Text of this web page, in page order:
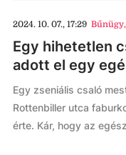
2024. 10. 07., 17:29 Bűnügy,
Egy hihetetlen
adott el egy
Egy zseniális csaló
Rottenbiller utca
érte. Kár, hogy az